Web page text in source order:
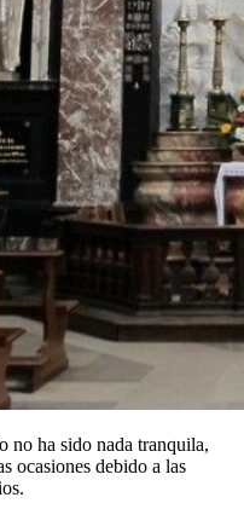
no ha sido nada tranquila,
ocasiones debido a las